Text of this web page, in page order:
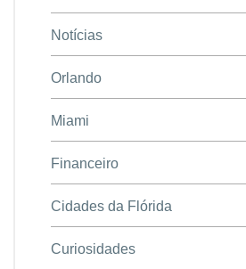
Notícias
Orlando
Miami
Financeiro
Cidades da Flórida
Curiosidades